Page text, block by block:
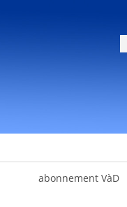
abonnement VàD